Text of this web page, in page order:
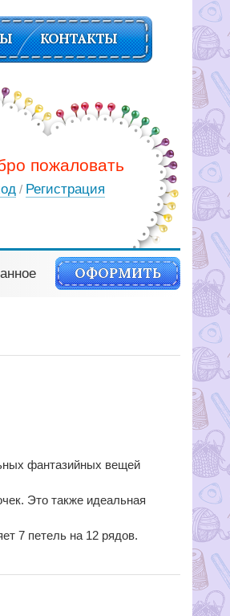
КОНТАКТЫ
пожаловать
/ Регистрация
ОФОРМИТЬ
фантазийных вещей
Это также идеальная
7 петель на 12 рядов.